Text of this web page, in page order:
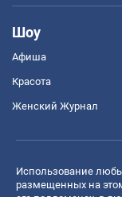
Шоу
Афиша
Красота
Женский Журнал
Использование
размещенных на